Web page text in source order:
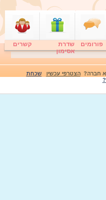
פורומים
שדרת
אסימון
קשרים
לא חברה?הצטרפי עכשיו
שכחת